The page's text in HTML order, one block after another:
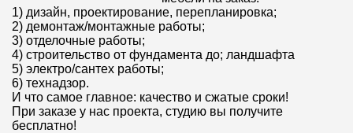
1) дизайн, проектирование, перепланировка;
2) демонтаж/монтажные работы;
3) отделочные работы;
4) строительство от фундамента до; ландшафта
5) электро/сантех работы;
6) технадзор.
И что самое главное: качество и сжатые сроки!
При заказе у нас проекта, студию вы получите
бесплатно!